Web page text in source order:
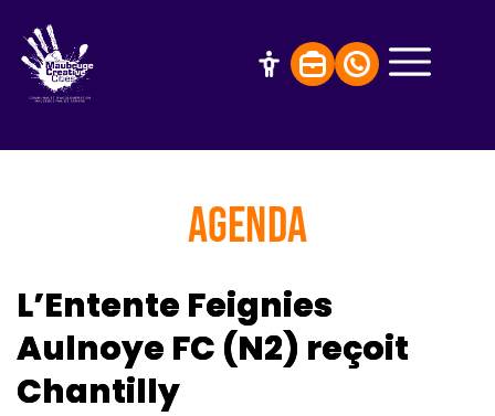
AGENDA
L’Entente Feignies
Aulnoye FC (N2) reçoit
Chantilly